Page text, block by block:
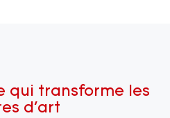
qui transforme les
d'art